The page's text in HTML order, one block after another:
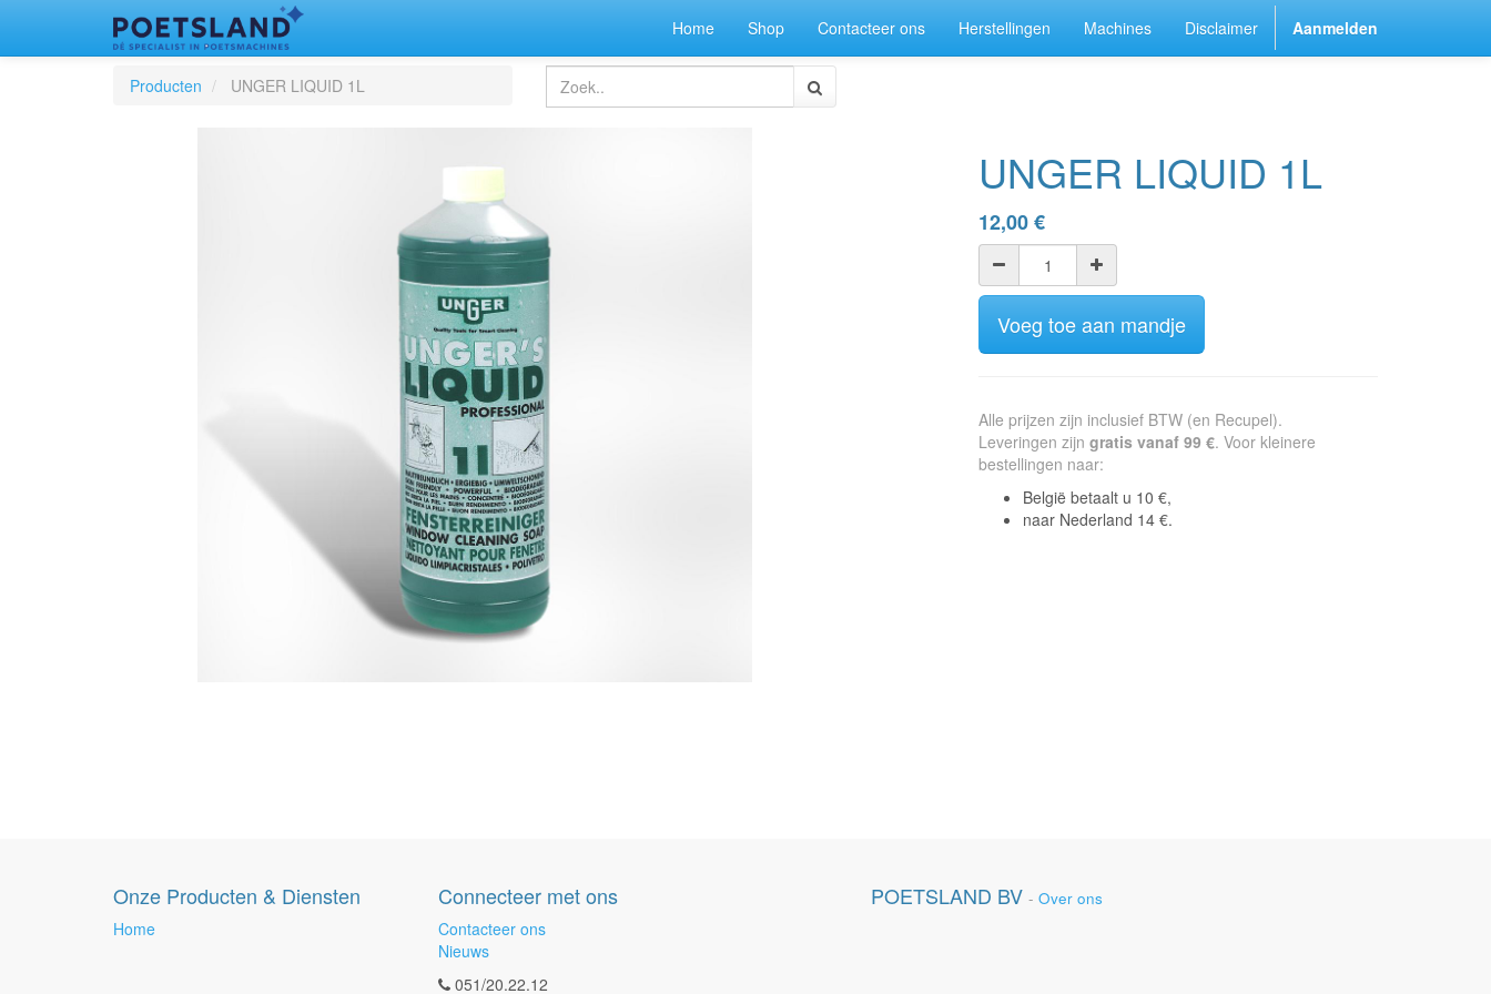
Home Shop Contacteer ons Herstellingen Machines Disclaimer Aanmelden
Producten UNGER LIQUID 1L
UNGER LIQUID 1L
12,00€
Voeg toe aan mandje
Alle prijzen zijn inclusief BTW (en Recupel).
Leveringen zijn gratis vanaf 99 €. Voor kleinere
bestellingen naar:
België betaalt u 10 €,
naar Nederland 14 €.
Onze Producten & Diensten
Home
Connecteer met ons
Contacteer ons
Nieuws
051/20.22.12
POETSLAND BV - Over ons